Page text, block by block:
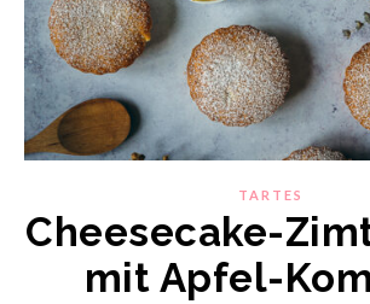
TARTES
Cheesecake-
mit Apfel-